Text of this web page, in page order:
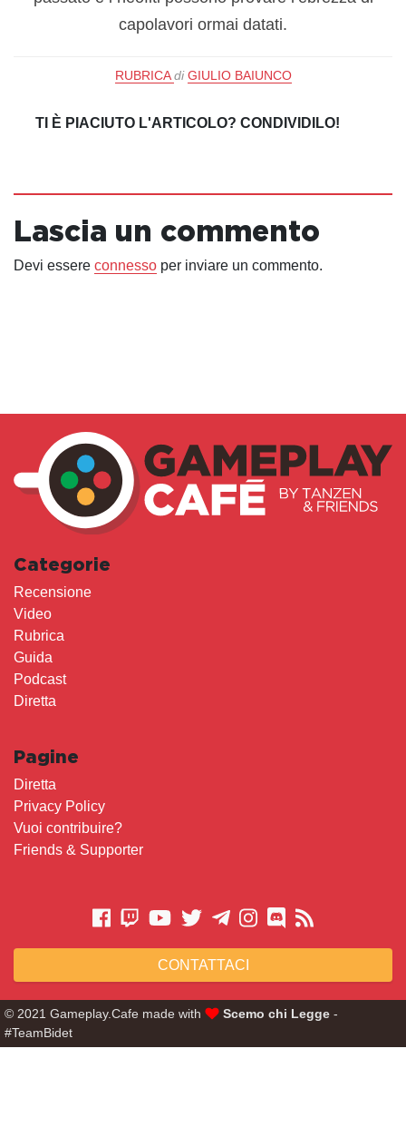
capolavori ormai datati.
RUBRICA di GIULIO BAIUNCO
TI È PIACIUTO L'ARTICOLO? CONDIVIDILO!
Lascia un commento
Devi essere connesso per inviare un commento.
Categorie
Recensione
Video
Rubrica
Guida
Podcast
Diretta
Pagine
Diretta
Privacy Policy
Vuoi contribuire?
Friends & Supporter
CONTATTACI
© 2021 Gameplay.Cafe made with Scemo chi Legge-
#TeamBidet